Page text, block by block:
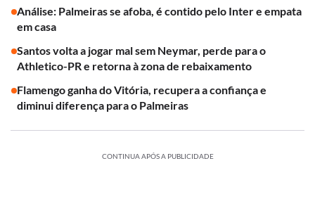
Análise: Palmeiras se afoba, é contido pelo Inter e empata
em casa
Santos volta a jogar mal sem Neymar, perde para o
Athletico-PR e retorna à zona de rebaixamento
Flamengo ganha do Vitória, recupera a confiança e
diminui diferença para o Palmeiras
CONTINUA APÓS A PUBLICIDADE